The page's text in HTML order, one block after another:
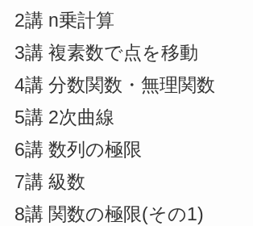
2講 n乗計算
3講 複素数で点を移動
4講 分数関数・無理関数
5講 2次曲線
6講 数列の極限
7講 級数
8講 関数の極限(その1)